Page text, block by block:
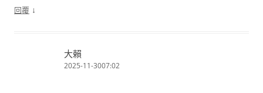
回覆 ↓
大賴
2025-11-3007:02